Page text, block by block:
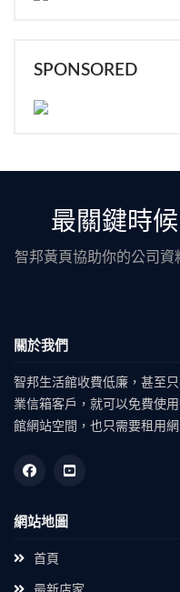
SPONSORED
最關鍵時
智邦黃頁協助你的公司
關於我們
智邦生活館收費低廉，甚至
業信箱客戶，就可以免費使
館網站空間，也只需要租用
網站地圖
首頁